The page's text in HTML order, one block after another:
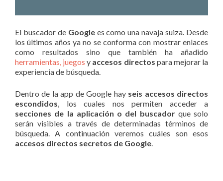
El buscador de Googlees como una navaja suiza. Desde
los últimos años ya no se conforma con mostrar enlaces
como resultados sino que también ha añadido
herramientas, juegos y accesos directos para mejorar la
experiencia de búsqueda.
Dentro de la app de Google hay seis accesos directos
escondidos, los cuales nos permiten acceder a
secciones de la aplicación o del buscadorque solo
serán visibles a través de determinadas términos de
búsqueda. A continuación veremos cuáles son esos
accesos directos secretos de Google.